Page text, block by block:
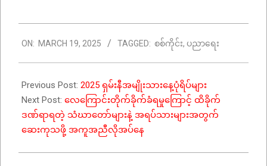
03-
19
ON: MARCH 19, 2025 TAGGED: စစ်ကိုင်း, ပညာရေး
Previous Post: 2025 ရှမ်းနီအမျိုးသားနေ့ပုံရိပ်များ
Next Post: လေကြောင်းတိုက်ခိုက်ခံရမှုကြောင့် ထိခိုက်
ဒဏ်ရာရတဲ့ သံဃာတော်များနဲ့ အရပ်သားများအတွက်
ဆေးကုသဖို့ အကူအညီလိုအပ်နေ